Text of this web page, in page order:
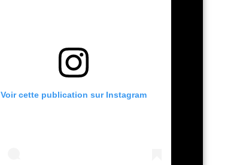
Voir cette publication sur Instagram